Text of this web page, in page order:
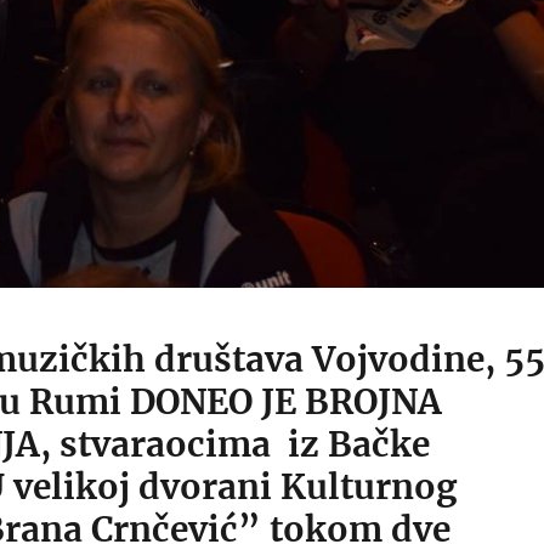
društava Vojvodine,
DONEO JE BROJNA
stvaraocima iz Bačke
velikoj dvorani Kulturnog
Crnčević” tokom dve